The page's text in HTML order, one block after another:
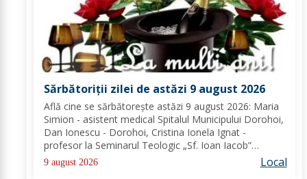
Sărbătoriții zilei de astăzi 9 august 2026
Află cine se sărbătoreşte astăzi 9 august 2026: Maria
Simion - asistent medical Spitalul Municipului Dorohoi,
Dan Ionescu - Dorohoi, Cristina Ionela Ignat -
profesor la Seminarul Teologic „Sf. Ioan Iacob”
Dorohoi, Ana-Maria Ojog - profesor- consilier
educativ Școala Gimnazială Nr. 1 Dumeni, Mihai...
9 august 2026 Local